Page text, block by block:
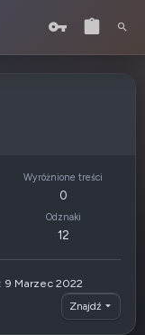
Wyróżnione treści
0
Odznaki
12
9 Marzec 2022
Znajdź